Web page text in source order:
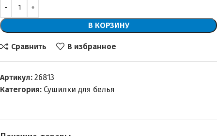
В КОРЗИНУ
Сравнить В избранное
Артикул: 26813
Категория: Сушилки для белья